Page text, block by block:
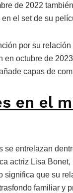
de 2022
el set de su
por su
octubre de
capas de
en el
se entrelazan
actriz Lisa
significa que su
familiar y